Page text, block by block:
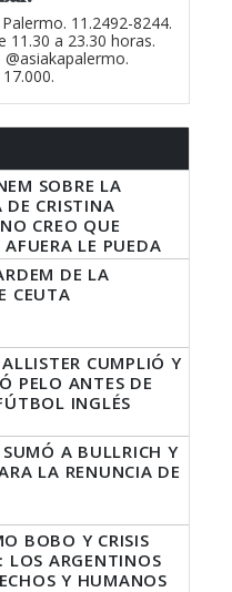
11.2492-8244.
11.30 a 23.30 horas.
SOBRE LA
DE CRISTINA
CREO QUE
LE PUEDA
LO QUE
DE LA
CEUTA
CUMPLIÓ Y
PELO ANTES DE
INGLÉS
A BULLRICH Y
LA RENUNCIA DE
BOBO Y CRISIS
LOS ARGENTINOS
Y HUMANOS